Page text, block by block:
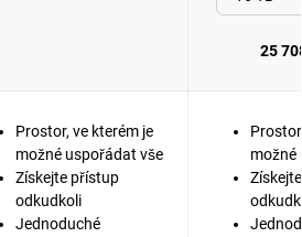
25
Prostor, ve kterém je
možné uspořádat vše
Získejte přístup
odkudkoli
Jednoduché
možné